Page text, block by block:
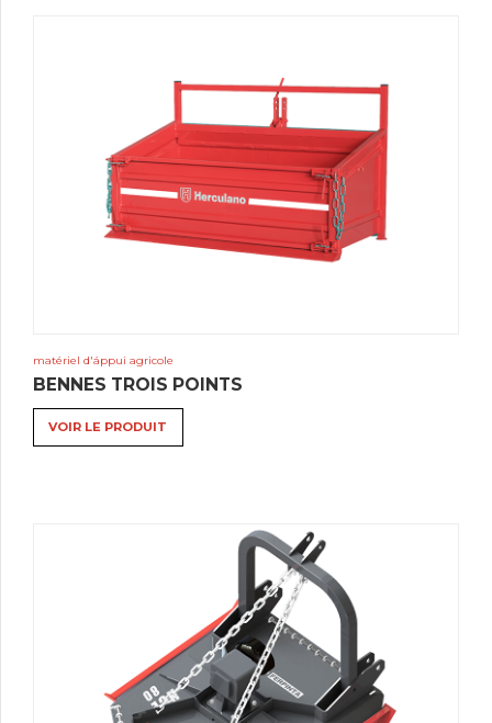
matériel d'áppui agricole
BENNES TROIS POINTS
VOIR LE PRODUIT